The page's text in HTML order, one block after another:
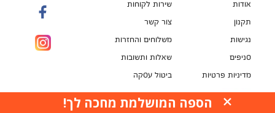
אודות
תקנון
נגישות
סניפים
מדיניות פרטיות
שירות לקוחות
צור קשר
משלוחים והחזרות
שאלות ותשובות
ביטול עסקה
תקנון מועדון לקוחות
האתר עושה שימוש בקובצי עוגיות (Cookies) למטרות
הספה המושלמת מחכה לך!